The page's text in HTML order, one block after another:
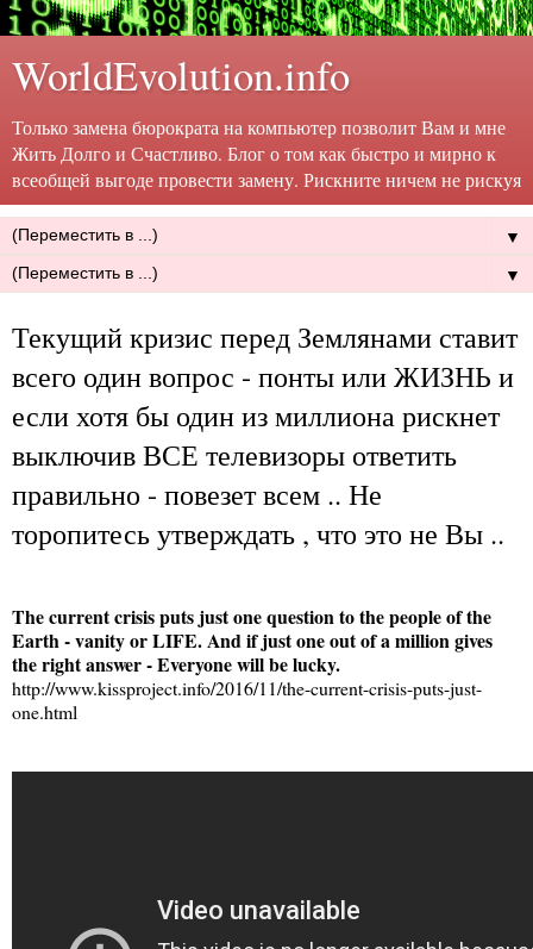
WorldEvolution.info
Только замена бюрократа на компьютер позволит Вам и мне
Жить Долго и Счастливо. Блог о том как быстро и мирно к
всеобщей выгоде провести замену. Рискните ничем не рискуя
▼
▼
Текущий кризис перед Землянами ставит
всего один вопрос - понты или ЖИЗНЬ и
если хотя бы один из миллиона рискнет
выключив ВСЕ телевизоры ответить
правильно - повезет всем .. Не
торопитесь утверждать , что это не Вы ..
The current crisis puts just one question to the people of the
Earth - vanity or LIFE. And if just one out of a million gives
the right answer - Everyone will be lucky.
http://www.kissproject.info/2016/11/the-current-crisis-puts-just-
one.html